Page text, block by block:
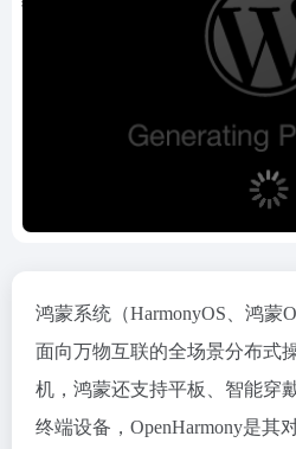
鸿蒙系统（HarmonyOS、鸿蒙
面向万物互联的全场景分布式
机，鸿蒙还支持平板、智能穿
终端设备，OpenHarmony是其